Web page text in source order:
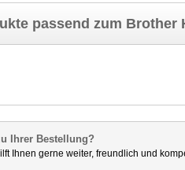
passend zum Brother
Ihrer Bestellung?
Ihnen gerne weiter, freundlich und